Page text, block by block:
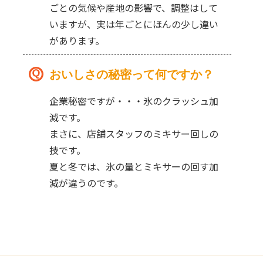
ごとの気候や産地の影響で、調整はして
いますが、実は年ごとにほんの少し違い
があります。
おいしさの秘密って何ですか？
企業秘密ですが・・・氷のクラッシュ加
減です。
まさに、店舗スタッフのミキサー回しの
技です。
夏と冬では、氷の量とミキサーの回す加
減が違うのです。